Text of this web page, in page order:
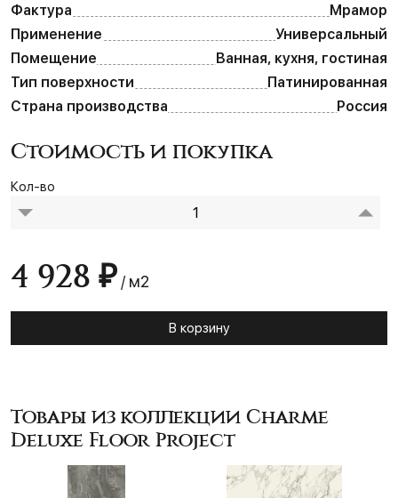
Фактура
Мрамор
Применение
Универсальный
Помещение
Ванная, кухня, гостиная
Тип поверхности
Патинированная
Страна производства
Россия
Стоимость и покупка
4 928 ₽ / м2
Кол-во
В корзину
Товары из коллекции Charme
Deluxe Floor Project